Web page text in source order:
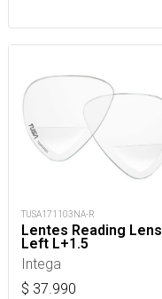
TUSA171103NA-R
Lentes Reading Lens
Left L+1.5
Intega
$ 37.990